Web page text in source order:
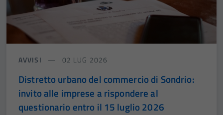
AVVISI 02 LUG 2026
Distretto urbano del commercio di Sondrio:
invito alle imprese a rispondere al
questionario entro il 15 luglio 2026